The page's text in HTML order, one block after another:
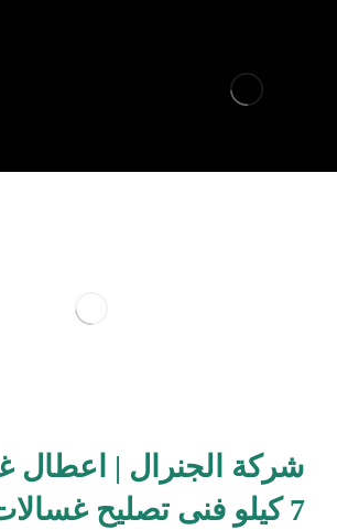
شركة الجنرال | اعطال
7 كيلو فنى تصليح